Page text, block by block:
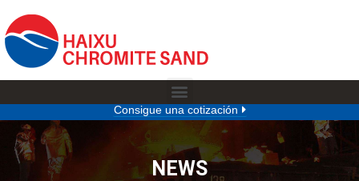
Consigue una cotización
NEWS